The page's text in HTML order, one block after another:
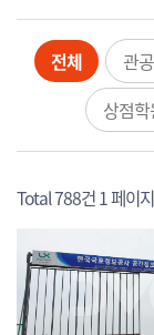
전체 관
상점
Total 788건 1 페이지